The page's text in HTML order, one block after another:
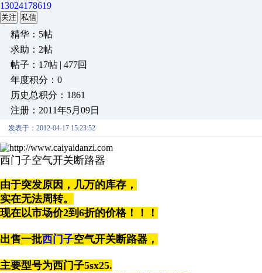
13024178619
关注 私信
精华：5帖
求助：2帖
帖子：17帖 | 477回
年度积分：0
历史总积分：1861
注册：2011年5月09日
发表于：2012-04-17 15:23:52
西门子空气开关断路器
由于突发原因， 几万的库存，
实在无法周转。
现在以市场价2到6折的价格！！！
出售一批西门子空气开关断路器，
主要型号为西门子5sx25.